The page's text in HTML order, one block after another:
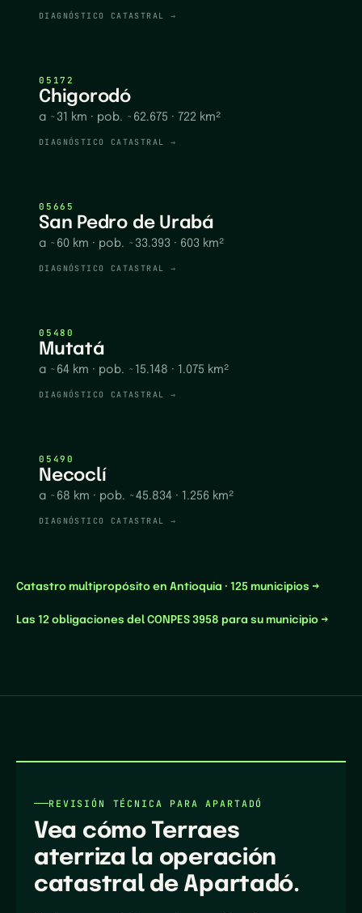
DIAGNÓSTICO CATASTRAL →
05172
Chigorodó
a ~31 km · pob. ~62.675 · 722 km²
DIAGNÓSTICO CATASTRAL →
05665
San Pedro de Urabá
a ~60 km · pob. ~33.393 · 603 km²
DIAGNÓSTICO CATASTRAL →
05480
Mutatá
a ~64 km · pob. ~15.148 · 1.075 km²
DIAGNÓSTICO CATASTRAL →
05490
Necoclí
a ~68 km · pob. ~45.834 · 1.256 km²
DIAGNÓSTICO CATASTRAL →
Catastro multipropósito en Antioquia · 125 municipios →
Las 12 obligaciones del CONPES 3958 para su municipio →
REVISIÓN TÉCNICA PARAAPARTADÓ
Vea cómo Terraes
aterriza la operación
catastral deApartadó.